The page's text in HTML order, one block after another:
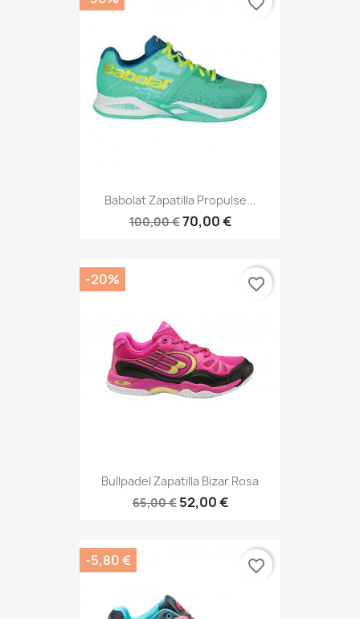
Babolat Zapatilla Propulse...
100,00 €70,00 €
Bullpadel Zapatilla Bizar Rosa
65,00 € 52,00 €
-20% favorite_border
-5,80 € favorite_border